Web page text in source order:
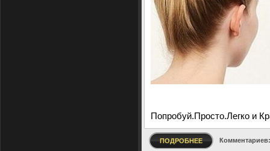
Попробуй.Просто.Легко и
ПОДРОБНЕЕ